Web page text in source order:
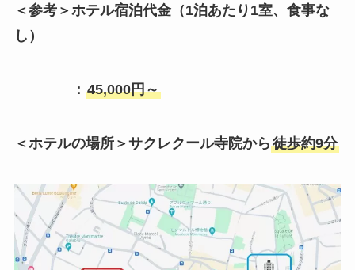
＜参考＞ホテル宿泊代金（1泊あたり1室、食事な
し）
： 45,000円～
＜ホテルの場所＞サクレクール寺院から徒歩約9分